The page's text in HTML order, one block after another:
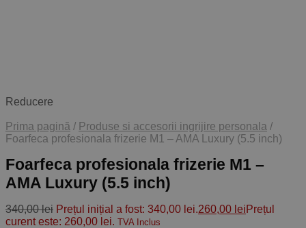
Reducere
Prima pagină / Produse si accesorii ingrijire personala /
Foarfeca profesionala frizerie M1 – AMA Luxury (5.5 inch)
Foarfeca profesionala frizerie M1 –
AMA Luxury (5.5 inch)
340,00lei Prețul inițial a fost: 340,00 lei.260,00 lei Prețul
curent este: 260,00 lei. TVA Inclus